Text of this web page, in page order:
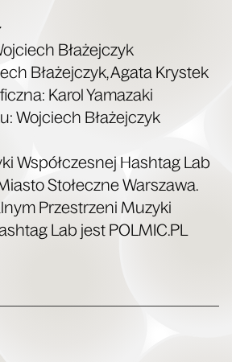
Bła­żej­czyk
Bła­żej­czyk, Aga­ta Kry­stek
Karol Yama­za­ki
Woj­ciech Błażejczyk
Współ­cze­snej Hash­tag Lab
Sto­łecz­ne War­sza­wa.
Prze­strze­ni Muzy­ki
Lab jest POLMIC​.PL